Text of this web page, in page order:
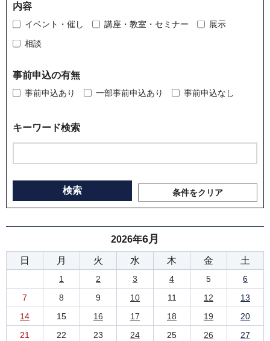
内容
イベント・催し 講座・教室・セミナー
展示
相談
事前申込の有無
事前申込あり 一部事前申込あり 事前申込なし
キーワード検索
条件をクリア
2026年6月
日 月 火 水 木 金 土
1 2 3 4 5
6
7
8 9 10 11 12
13
14
15 16 17 18 19
20
21
22 23 24 25 26
27